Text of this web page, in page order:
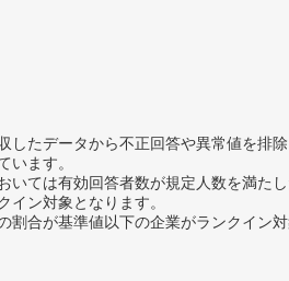
たデータから不正回答や異常値を排除
ます。
ては有効回答者数が規定人数を満た
ン対象となります。
合が基準値以下の企業がランクイン対